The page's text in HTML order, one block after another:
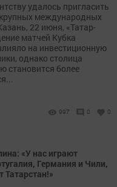
удалось пригласить
международных
22 июня, «Татар-
матчей Кубка
на инвестиционную
однако столица
становится более
997 0 0
«У нас играют
Германия и Чили,
Татарстан!»